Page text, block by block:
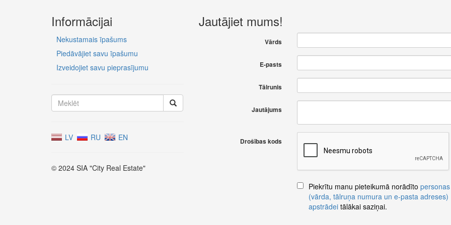
Informācijai
Nekustamais īpašums
Piedāvājiet savu īpašumu
Izveidojiet savu pieprasījumu
LV RU EN
© 2024 SIA "City Real Estate"
Jautājiet mums!
Vārds
E-pasts
Tālrunis
Jautājums
Drošības kods
Piekrītu manu pieteikumā norādīto
(vārda, tālruņa numura un e-pasta adreses)
apstrādeitālākai saziņai.